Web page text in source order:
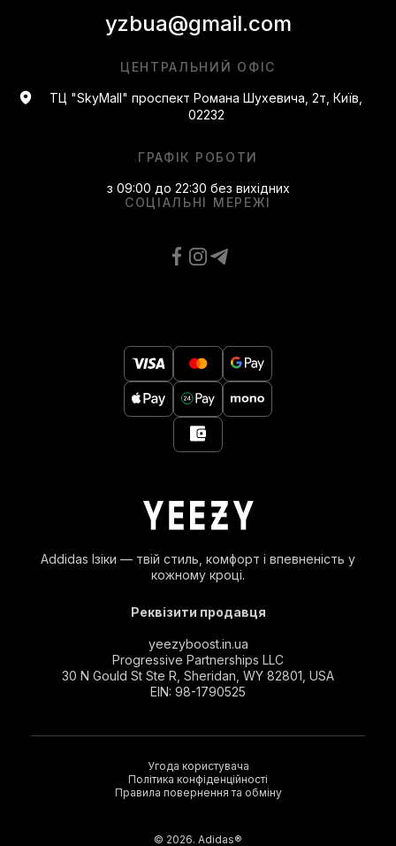
Addidas Ізіки — твій стиль, комфорт і впевненість у
кожному кроці.
Реквізити продавця
yeezyboost.in.ua
Progressive Partnerships LLC
30 N Gould St Ste R, Sheridan, WY 82801, USA
EIN: 98-1790525
ЦЕНТРАЛЬНИЙ ОФІС
ТЦ "SkyMall" проспект Романа Шухевича, 2т, Київ,
02232
СОЦІАЛЬНІ МЕРЕЖІ
yzbua@gmail.com
ГРАФІК РОБОТИ
з 09:00 до 22:30 без вихідних
© 2026. Adidas®
Угода користувача
Політика конфіденційності
Правила повернення та обміну